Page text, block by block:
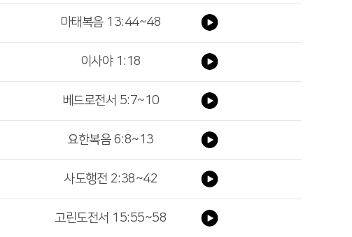
마태복음 13:44~48
이사야 1:18
베드로전서 5:7~10
요한복음 6:8~13
사도행전 2:38~42
고린도전서 15:55~58